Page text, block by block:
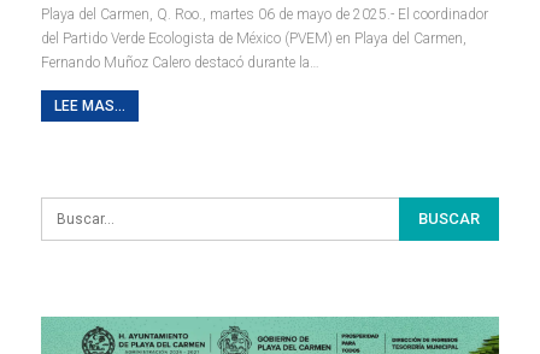
Playa del Carmen, Q. Roo., martes 06 de mayo de 2025.- El coordinador
del Partido Verde Ecologista de México (PVEM) en Playa del Carmen,
Fernando Muñoz Calero destacó durante la…
LEE MAS...